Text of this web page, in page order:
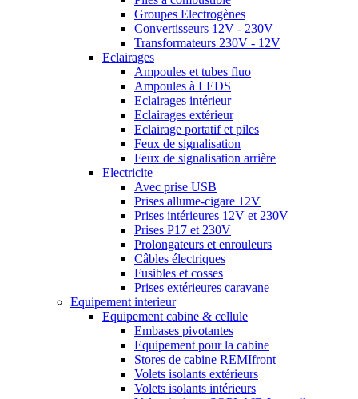
Groupes Electrogènes
Convertisseurs 12V - 230V
Transformateurs 230V - 12V
Eclairages
Ampoules et tubes fluo
Ampoules à LEDS
Eclairages intérieur
Eclairages extérieur
Eclairage portatif et piles
Feux de signalisation
Feux de signalisation arrière
Electricite
Avec prise USB
Prises allume-cigare 12V
Prises intérieures 12V et 230V
Prises P17 et 230V
Prolongateurs et enrouleurs
Câbles électriques
Fusibles et cosses
Prises extérieures caravane
Equipement interieur
Equipement cabine & cellule
Embases pivotantes
Equipement pour la cabine
Stores de cabine REMIfront
Volets isolants extérieurs
Volets isolants intérieurs